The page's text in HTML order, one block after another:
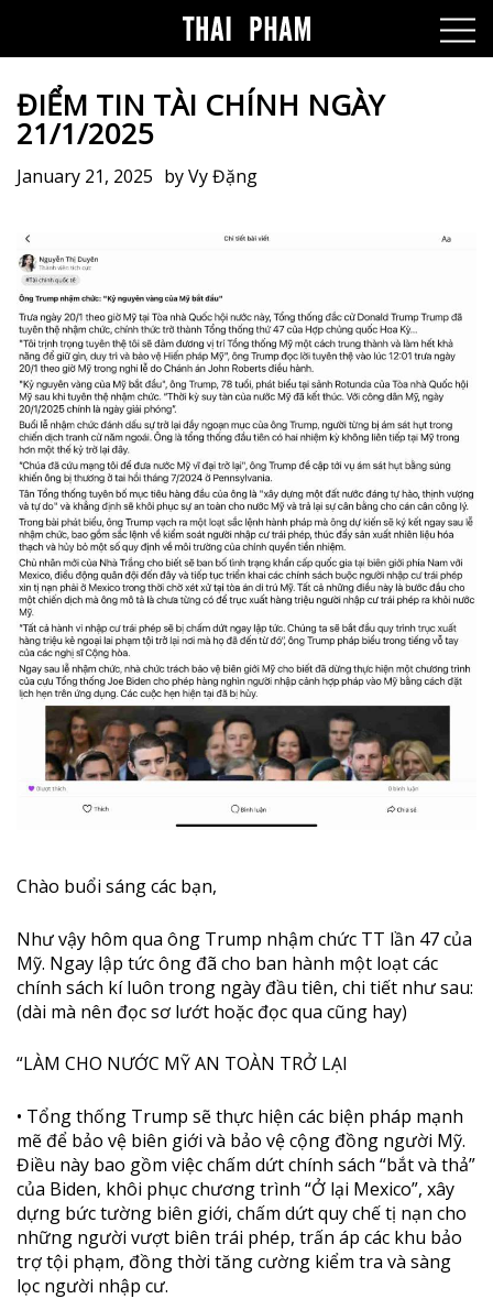
ĐIỂM TIN TÀI CHÍNH NGÀY
21/1/2025
January 21, 2025 byVy Đặng
Chào buổi sáng các bạn,
Như vậy hôm qua ông Trump nhậm chức TT lần 47 của
Mỹ. Ngay lập tức ông đã cho ban hành một loạt các
chính sách kí luôn trong ngày đầu tiên, chi tiết như sau:
(dài mà nên đọc sơ lướt hoặc đọc qua cũng hay)
“LÀM CHO NƯỚC MỸ AN TOÀN TRỞ LẠI
• Tổng thống Trump sẽ thực hiện các biện pháp mạnh
mẽ để bảo vệ biên giới và bảo vệ cộng đồng người Mỹ.
Điều này bao gồm việc chấm dứt chính sách “bắt và thả”
của Biden, khôi phục chương trình “Ở lại Mexico”, xây
dựng bức tường biên giới, chấm dứt quy chế tị nạn cho
những người vượt biên trái phép, trấn áp các khu bảo
trợ tội phạm, đồng thời tăng cường kiểm tra và sàng
lọc người nhập cư.